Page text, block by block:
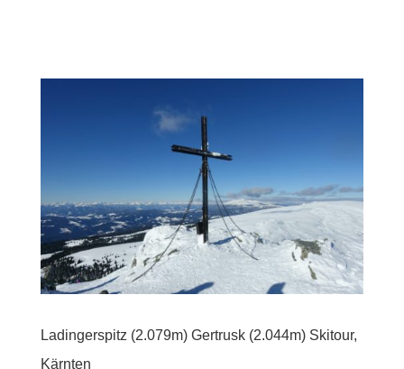
Ladingerspitz (2.079m) Gertrusk (2.044m) Skitour,
Kärnten